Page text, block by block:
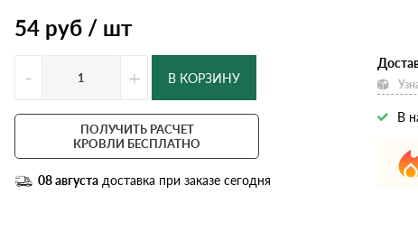
Ондулин Ондулин Смарт
54 руб / шт
- + В КОРЗИНУ
ПОЛУЧИТЬ РАСЧЕТ
КРОВЛИ БЕСПЛАТНО
08 августа доставка при заказе сегодня
В